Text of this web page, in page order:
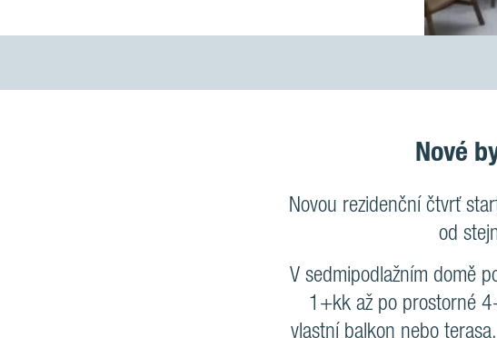
Nové
Novou rezidenční čtvrť
od
V sedmipodlažním domě
1+kk až po prostorné
vlastní balkon nebo